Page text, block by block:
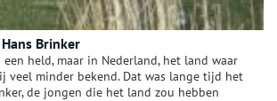
Brinker
held, maar in Nederland, het land waar
veel minder bekend. Dat was lange tijd het
de jongen die het land zou hebben